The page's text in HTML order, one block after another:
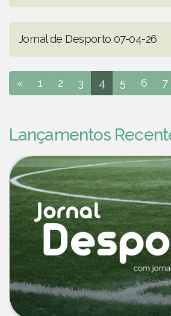
Jornal de Desporto 07-04-26
« 1 2 3 4 5 6 7
Lançamentos